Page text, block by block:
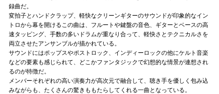
録曲だ。
変拍子とハンドクラップ、軽快なクリーンギターのサウンドが印象的なイン
トロから幕を開けるこの曲は、フルートや鍵盤の音色、ギターとベースの高
速タッピング、手数の多いドラムが重なり合って、軽快さとテクニカルさを
両立させたアンサンブルが描かれている。
サウンドにはポップスやポストロック、インディーロックの他にケルト音楽
などの要素も感じられて、どこかファンタジックで幻想的な情景が連想され
るのが特徴だ。
メンバーそれぞれの高い演奏力が高次元で融合して、聴き手を優しく包み込
みながらも、たくさんの驚きももたらしてくれる一曲となっている。